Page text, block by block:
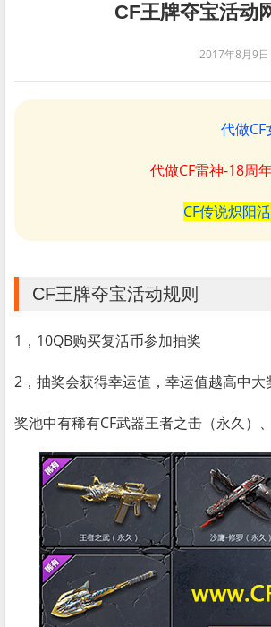
CF王牌夺宝活动
2017年8月9日
代做
代做CF雷神-18周
CF传说炽阳
CF王牌夺宝活动规则
1，10QB购买复活币参加抽奖
2，抽奖会获得幸运值，幸运值越高中大
奖池中有稀有CF武器王者之击（永久）